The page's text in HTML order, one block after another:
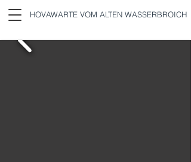
HOVAWARTE VOM ALTEN WASSERBROICH